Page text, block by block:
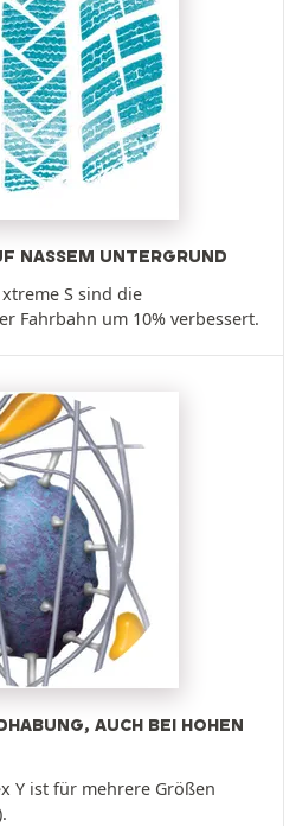
NASSEM UNTERGRUND
S sind die
Fahrbahn um 10% verbessert.
AUCH BEI HOHEN
Y ist für mehrere Größen